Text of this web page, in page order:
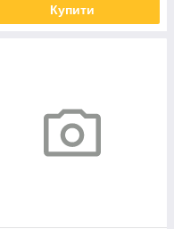
Купити